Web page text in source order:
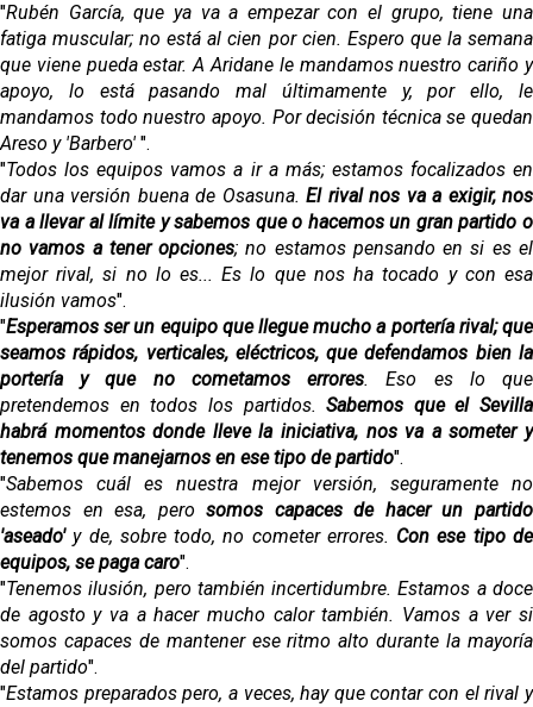
"Rubén García, que ya va a empezar con el grupo, tiene una
fatiga muscular; no está al cien por cien. Espero que la semana
que viene pueda estar. A Aridane le mandamos nuestro cariño y
apoyo, lo está pasando mal últimamente y, por ello, le
mandamos todo nuestro apoyo. Por decisión técnica se quedan
Areso y 'Barbero' ".
"Todos los equipos vamos a ir a más; estamos focalizados en
dar una versión buena de Osasuna. El rival nos va a exigir, nos
va a llevar al límite y sabemos que o hacemos un gran partido o
no vamos a tener opciones; no estamos pensando en si es el
mejor rival, si no lo es... Es lo que nos ha tocado y con esa
ilusión vamos".
"Esperamos ser un equipo que llegue mucho a portería rival; que
seamos rápidos, verticales, eléctricos, que defendamos bien la
portería y que no cometamos errores. Eso es lo que
pretendemos en todos los partidos. Sabemos que el Sevilla
habrá momentos donde lleve la iniciativa, nos va a someter y
tenemos que manejarnos en ese tipo de partido".
"Sabemos cuál es nuestra mejor versión, seguramente no
estemos en esa, perosomos capaces de hacer un partido
'aseado'y de, sobre todo, no cometer errores. Con ese tipo de
equipos, se paga caro".
"Tenemos ilusión, pero también incertidumbre. Estamos a doce
de agosto y va a hacer mucho calor también. Vamos a ver si
somos capaces de mantener ese ritmo alto durante la mayoría
del partido".
"Estamos preparados pero, a veces, hay que contar con el rival y